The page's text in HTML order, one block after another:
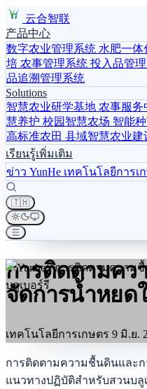
云合智联
产品中心
数字农业管理系统 水肥一体
培 农事管理系统 投入品管
品追溯管理系统
Solutions
智慧农业研学基地 农事服务
慧养护 校园智慧农场 智能
高标准农田 县域智慧农业建
เรียนรู้เพิ่มเติม
ข่าว YunHe เทคโนโลยีการเ
🇹🇭
การติดตามคว
จัดการน้ำหยด
เทคโนโลยีการเกษตร 9 มิ.ย.
การติดตามความชื้นดินและก
แนวทางปฏิบัติสำหรับสวนบลูเ